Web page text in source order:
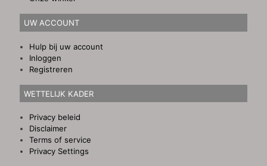
UW ACCOUNT
Hulp bij uw account
Inloggen
Registreren
WETTELIJK KADER
Privacy beleid
Disclaimer
Terms of service
Privacy Settings